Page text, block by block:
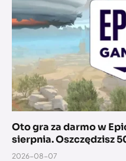
Oto gra za darmo w
sierpnia. Oszczędzisz
2026-08-07